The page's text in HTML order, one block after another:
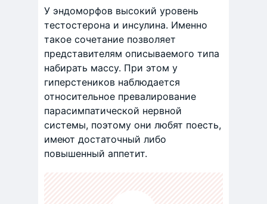
У эндоморфов высокий уровень
тестостерона и инсулина. Именно
такое сочетание позволяет
представителям описываемого типа
набирать массу. При этом у
гиперстеников наблюдается
относительное превалирование
парасимпатической нервной
системы, поэтому они любят поесть,
имеют достаточный либо
повышенный аппетит.